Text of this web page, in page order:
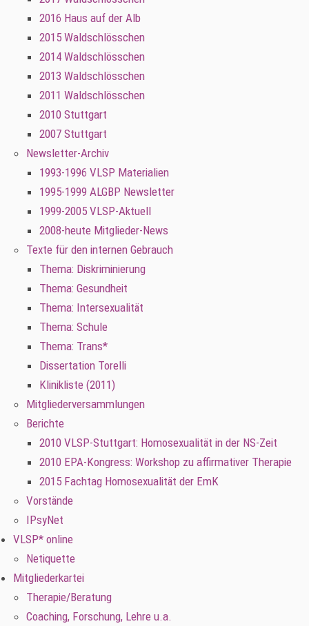
2016 Haus auf der Alb
2015 Waldschlösschen
2014 Waldschlösschen
2013 Waldschlösschen
2011 Waldschlösschen
2010 Stuttgart
2007 Stuttgart
Newsletter-Archiv
1993-1996 VLSP Materialien
1995-1999 ALGBP Newsletter
1999-2005 VLSP-Aktuell
2008-heute Mitglieder-News
Texte für den internen Gebrauch
Thema: Diskriminierung
Thema: Gesundheit
Thema: Intersexualität
Thema: Schule
Thema: Trans*
Dissertation Torelli
Klinikliste (2011)
Mitgliederversammlungen
Berichte
2010 VLSP-Stuttgart: Homosexualität in der NS-Zeit
2010 EPA-Kongress: Workshop zu affirmativer Therapie
2015 Fachtag Homosexualität der EmK
Vorstände
IPsyNet
VLSP* online
Netiquette
Mitgliederkartei
Therapie/Beratung
Coaching, Forschung, Lehre u.a.